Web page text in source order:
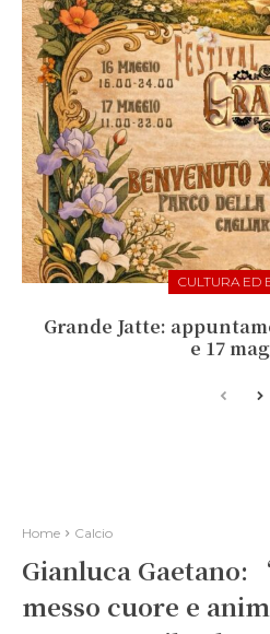
CULTURA ED
Grande Jatte:
e 17